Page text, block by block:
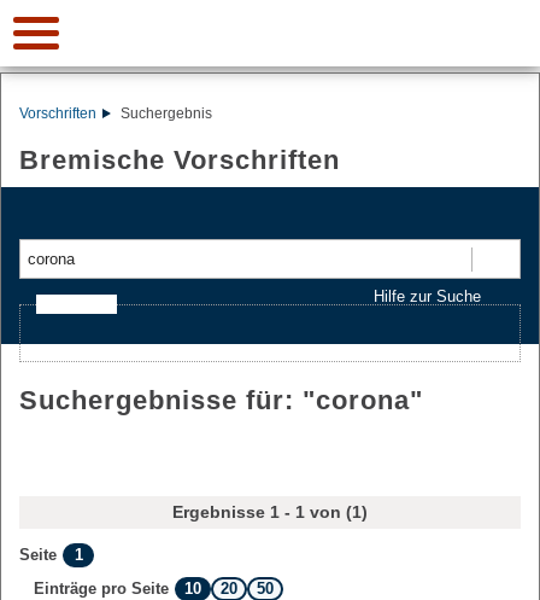
Vorschriften Suchergebnis
Bremische Vorschriften
Hilfe zur Suche
Suchergebnisse für: "corona"
Ergebnisse 1 - 1 von (1)
Seite
1
Einträge pro Seite
10 20 50